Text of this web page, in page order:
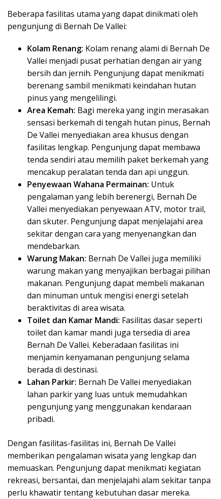
Beberapa fasilitas utama yang dapat dinikmati oleh
pengunjung di Bernah De Vallei:
Kolam Renang: Kolam renang alami di Bernah De
Vallei menjadi pusat perhatian dengan air yang
bersih dan jernih. Pengunjung dapat menikmati
berenang sambil menikmati keindahan hutan
pinus yang mengelilingi.
Area Kemah: Bagi mereka yang ingin merasakan
sensasi berkemah di tengah hutan pinus, Bernah
De Vallei menyediakan area khusus dengan
fasilitas lengkap. Pengunjung dapat membawa
tenda sendiri atau memilih paket berkemah yang
mencakup peralatan tenda dan api unggun.
Penyewaan Wahana Permainan: Untuk
pengalaman yang lebih berenergi, Bernah De
Vallei menyediakan penyewaan ATV, motor trail,
dan skuter. Pengunjung dapat menjelajahi area
sekitar dengan cara yang menyenangkan dan
mendebarkan.
Warung Makan: Bernah De Vallei juga memiliki
warung makan yang menyajikan berbagai pilihan
makanan. Pengunjung dapat membeli makanan
dan minuman untuk mengisi energi setelah
beraktivitas di area wisata.
Toilet dan Kamar Mandi: Fasilitas dasar seperti
toilet dan kamar mandi juga tersedia di area
Bernah De Vallei. Keberadaan fasilitas ini
menjamin kenyamanan pengunjung selama
berada di destinasi.
Lahan Parkir: Bernah De Vallei menyediakan
lahan parkir yang luas untuk memudahkan
pengunjung yang menggunakan kendaraan
pribadi.
Dengan fasilitas-fasilitas ini, Bernah De Vallei
memberikan pengalaman wisata yang lengkap dan
memuaskan. Pengunjung dapat menikmati kegiatan
rekreasi, bersantai, dan menjelajahi alam sekitar tanpa
perlu khawatir tentang kebutuhan dasar mereka.